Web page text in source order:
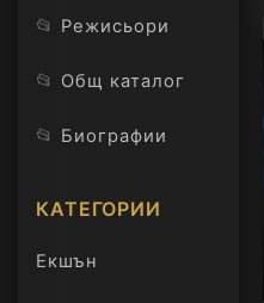
📂 Режисьори
📂 Общ каталог
📂 Биографии
КАТЕГОРИИ
Екшън